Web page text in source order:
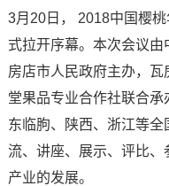
3月20日， 2018中国樱
式拉开序幕。本次会议
房店市人民政府主办，
堂果品专业合作社联合
东临朐、陕西、浙江等
流、讲座、展示、评比
产业的发展。